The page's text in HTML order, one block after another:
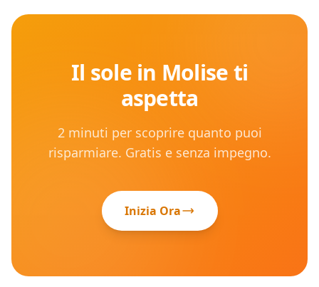
Il sole in Moliseti
aspetta
2 minuti per scoprire quanto puoi
risparmiare. Gratis e senza impegno.
Inizia Ora